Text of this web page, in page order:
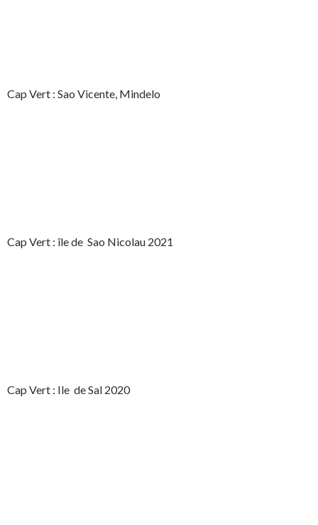
Cap Vert : Sao Vicente, Mindelo
Cap Vert : île de Sao Nicolau 2021
Cap Vert : Ile de Sal 2020